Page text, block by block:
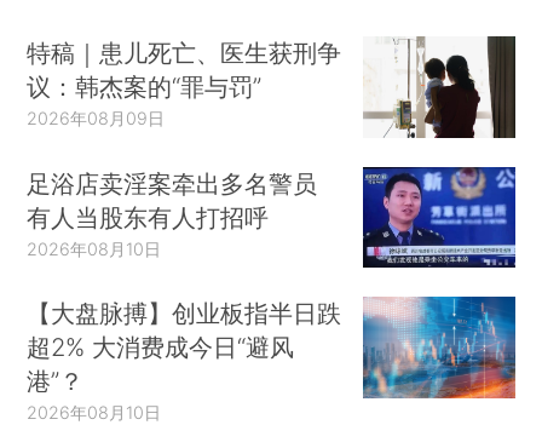
特稿｜患儿死亡、医生获刑争
议：韩杰案的“罪与罚”
2026年08月09日
足浴店卖淫案牵出多名警员
有人当股东有人打招呼
2026年08月10日
【大盘脉搏】创业板指半日跌
超2% 大消费成今日“避风
港”？
2026年08月10日